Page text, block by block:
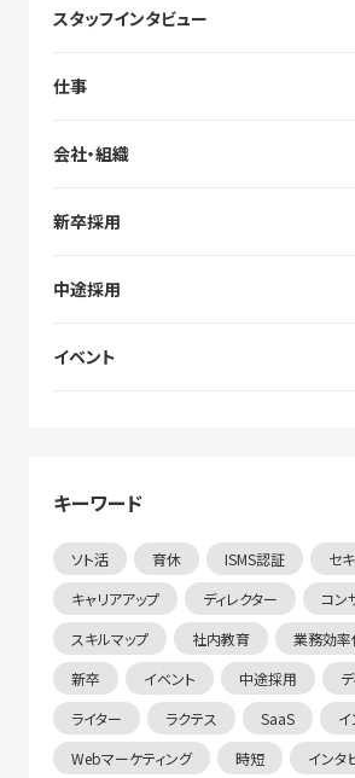
スタッフインタビュー
仕事
会社・組織
新卒採用
中途採用
イベント
キーワード
ソト活 育休 ISMS認証 セ
キャリアアップ
ディレクター
コン
スキルマップ
社内教育 業務効率
新卒
イベント 中途採用
ライター
ラクテス SaaS
Webマーケティング
時短
インタ